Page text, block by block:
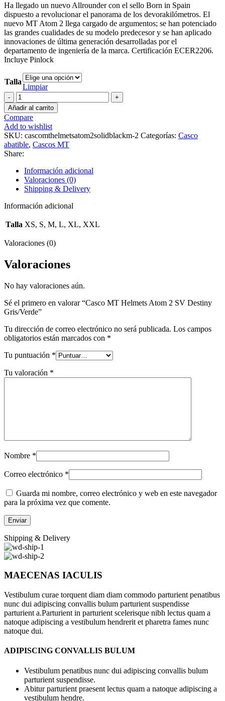
Ha llegado un nuevo Allrounder con el sello Born in Spain
dispuesto a revolucionar el panorama de los devorakilómetros. El
nuevo MT Atom 2 llega cargado de argumentos; se han potenciado
las grandes cualidades de su modelo predecesor y se han aplicado
innovaciones de última generación desarrolladas por el
departamento de ingeniería de la marca. Certificación ECER2206.
Incluye Pinlock
Talla
Limpiar
Casco
MT
Helmets
Atom
2
SV
Destiny
Gris/Verde
cantidad
Añadir al carrito
Compare
Add to wishlist
SKU: cascomthelmetsatom2solidblackm-2 Categorías: Casco
abatible, Cascos MT
Share:
Información adicional
Valoraciones (0)
Shipping & Delivery
Información adicional
Talla XS, S, M, L, XL, XXL
Valoraciones (0)
Valoraciones
No hay valoraciones aún.
Sé el primero en valorar “Casco MT Helmets Atom 2 SV Destiny
Gris/Verde”
Tu dirección de correo electrónico no será publicada. Los campos
obligatorios están marcados con *
Tu puntuación *
Tu valoración *
Nombre *
Correo electrónico *
Guarda mi nombre, correo electrónico y web en este navegador
para la próxima vez que comente.
Shipping & Delivery
MAECENAS IACULIS
Vestibulum curae torquent diam diam commodo parturient penatibus
nunc dui adipiscing convallis bulum parturient suspendisse
parturient a.Parturient in parturient scelerisque nibh lectus quam a
natoque adipiscing a vestibulum hendrerit et pharetra fames nunc
natoque dui.
ADIPISCING CONVALLIS BULUM
Vestibulum penatibus nunc dui adipiscing convallis bulum
parturient suspendisse.
Abitur parturient praesent lectus quam a natoque adipiscing a
vestibulum hendre.